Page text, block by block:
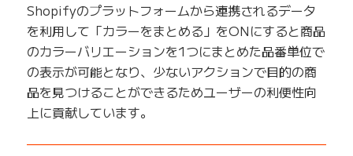
Shopifyのプラットフォームから連携されるデータ
を利用して「カラーをまとめる」をONにすると商品
のカラーバリエーションを1つにまとめた品番単位で
の表示が可能となり、少ないアクションで目的の商
品を見つけることができるためユーザーの利便性向
上に貢献しています。